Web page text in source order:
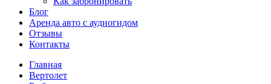
Блог
Аренда авто с аудиогидом
Отзывы
Контакты
Главная
Вертолет